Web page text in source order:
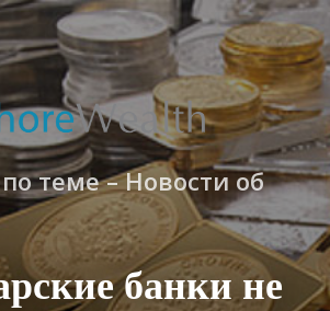
теме – Новости об
банки не